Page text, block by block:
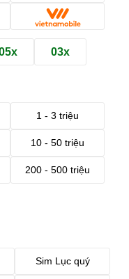
03x
1 - 3 triệu
10 - 50 triệu
200 - 500 triệu
Sim Lục quý